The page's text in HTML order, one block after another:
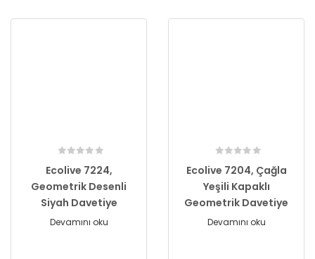
Ecolive 7224,
Geometrik Desenli
Siyah Davetiye
Devamını oku
Ecolive 7204, Çağla
Yeşili Kapaklı
Geometrik Davetiye
Devamını oku